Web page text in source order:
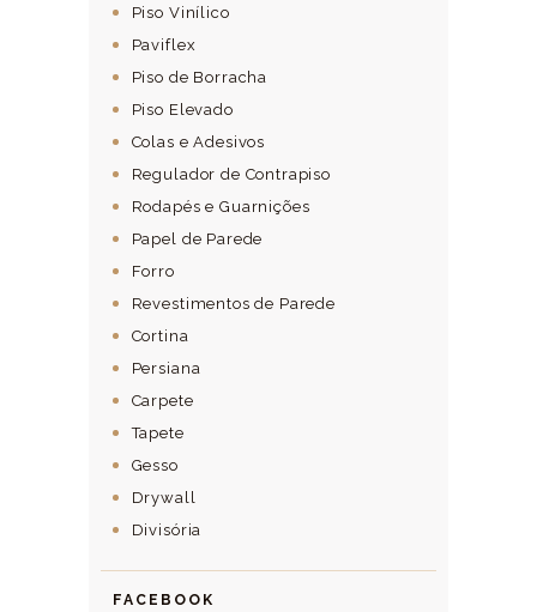
Piso Vinílico
Paviflex
Piso de Borracha
Piso Elevado
Colas e Adesivos
Regulador de Contrapiso
Rodapés e Guarnições
Papel de Parede
Forro
Revestimentos de Parede
Cortina
Persiana
Carpete
Tapete
Gesso
Drywall
Divisória
FACEBOOK